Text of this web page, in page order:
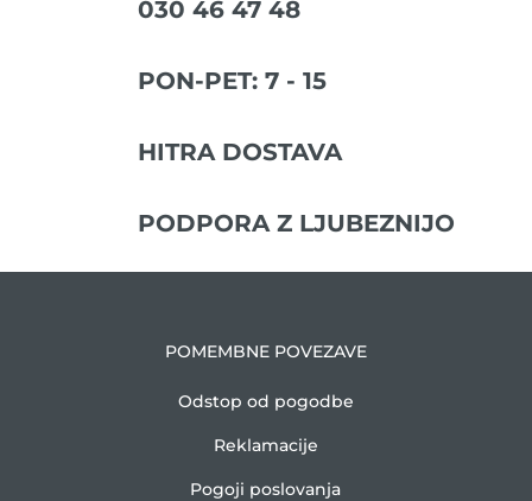
030 46 47 48
PON-PET: 7 - 15
HITRA DOSTAVA
PODPORA Z LJUBEZNIJO
POMEMBNE POVEZAVE
Odstop od pogodbe
Reklamacije
Pogoji poslovanja